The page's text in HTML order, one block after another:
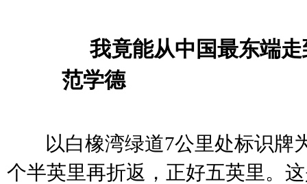
我竟能从中国最东端
范学德
以白橡湾绿道7公里处标识牌
个半英里再折返，正好五英里。